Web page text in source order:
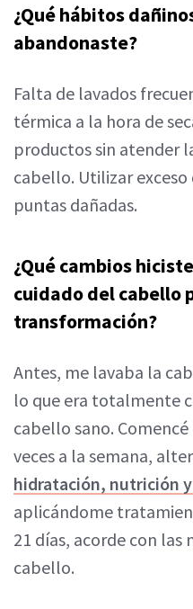
¿Qué hábitos
abandonaste?
Falta de lavados
térmica a la hora de
productos sin atender
cabello. Utilizar
puntas dañadas.
¿Qué cambios
cuidado del cabello
transformación?
Antes, me lavaba la
lo que era totalmente
cabello sano.
veces a la semana,
hidratación, nutrición
aplicándome
21 días, acorde con las
cabello.